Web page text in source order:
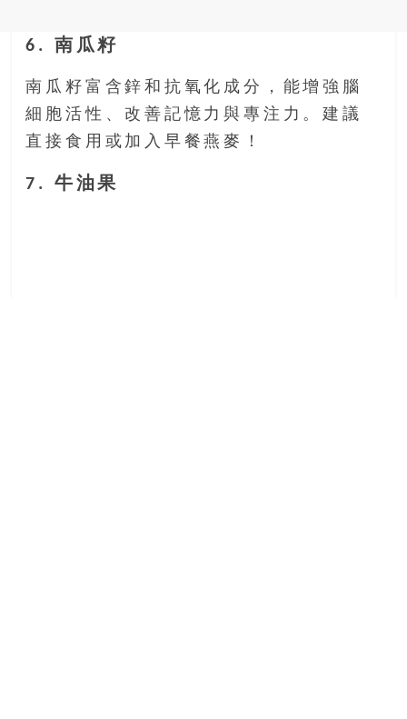
6. 南瓜籽
南瓜籽富含鋅和抗氧化成分，能增強腦
細胞活性、改善記憶力與專注力。建議
直接食用或加入早餐燕麥！
7. 牛油果